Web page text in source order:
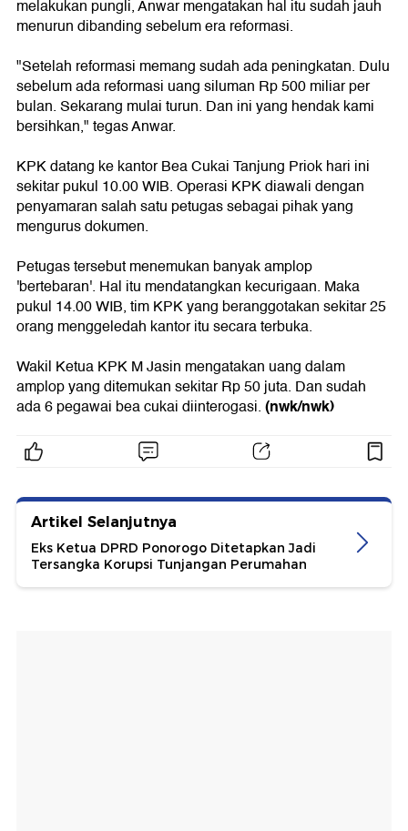
melakukan pungli, Anwar mengatakan hal itu sudah jauh
menurun dibanding sebelum era reformasi.
"Setelah reformasi memang sudah ada peningkatan. Dulu
sebelum ada reformasi uang siluman Rp 500 miliar per
bulan. Sekarang mulai turun. Dan ini yang hendak kami
bersihkan," tegas Anwar.
KPK datang ke kantor Bea Cukai Tanjung Priok hari ini
sekitar pukul 10.00 WIB. Operasi KPK diawali dengan
penyamaran salah satu petugas sebagai pihak yang
mengurus dokumen.
Petugas tersebut menemukan banyak amplop
'bertebaran'. Hal itu mendatangkan kecurigaan. Maka
pukul 14.00 WIB, tim KPK yang beranggotakan sekitar 25
orang menggeledah kantor itu secara terbuka.
Wakil Ketua KPK M Jasin mengatakan uang dalam
amplop yang ditemukan sekitar Rp 50 juta. Dan sudah
ada 6 pegawai bea cukai diinterogasi.(nwk/nwk)
Artikel Selanjutnya
Eks Ketua DPRD Ponorogo Ditetapkan Jadi
Tersangka Korupsi Tunjangan Perumahan